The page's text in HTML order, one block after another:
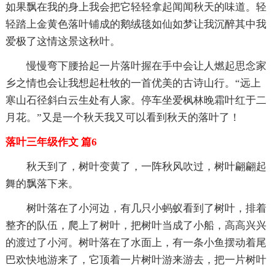
如果飘在我的身上我会把它轻轻拿起闻闻秋天的味道。轻
轻踏上金黄色落叶铺成的鹅绒毯如仙如梦让我沉醉其中我
爱极了这情这景这秋叶。
慢慢弯下腰拾起一片落叶握在手中会让人燃起思念家
乡之情也会让我想起杜牧的一首优美的古诗山行。“远上
寒山石径斜白云生处有人家。停车坐爱枫林晚霜叶红于二
月花。”又是一个秋天我又可以看到秋天的落叶了！
落叶三年级作文 篇6
秋天到了，树叶变黄了，一阵秋风吹过，树叶翩翩起
舞的飘落下来。
树叶落在了小河边，有几只小蚂蚁看到了树叶，排着
整齐的队伍，爬上了树叶，把树叶当成了小船，高高兴兴
的渡过了小河。树叶落在了水面上，有一条小鱼摆动着尾
巴欢快地游来了，它顶着一片树叶游来游去，把一片树叶